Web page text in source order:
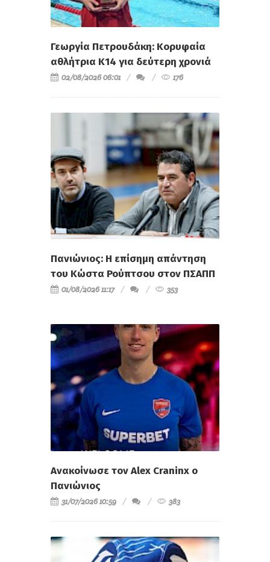
Γεωργία Πετρουδάκη: Κορυφαία
αθλήτρια Κ14 για δεύτερη χρονιά
02/08/2026 06:01 176
Πανιώνιος: Η επίσημη απάντηση
του Κώστα Ρούπτσου στον ΠΣΑΠΠ
01/08/2026 11:17 353
Ανακοίνωσε τον Alex Craninx ο
Πανιώνιος
31/07/2026 10:59 383